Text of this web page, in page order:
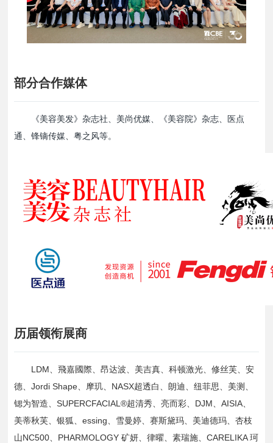
部分合作媒体
《美容美发》杂志社、美尚优媒、《美容院》杂志、医点
通、锋镝传媒、粤之风等。
历届领衔展商
LDM、飛嘉國際、昂达波、美吉真、科顿激光、修丝芙、安
德、Jordi Shape、摩玑、NASX超透白、朗迪、纽菲思、美测、
锶为智造、SUPERCFACIAL®超清秀、亮而彩、DJM、AISIA、
美蒂秋芙、银狐、essing、雪曼婷、赛斯黛玛、美迪德玛、杏枝
山NC500、PHARMOLOGY 矿妍、律曜、素瑞施、CARELIKA 珂